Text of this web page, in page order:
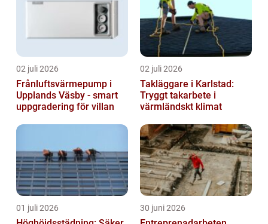
02 juli 2026
Frånluftsvärmepump i
Upplands Väsby - smart
uppgradering för villan
02 juli 2026
Takläggare i Karlstad:
Tryggt takarbete i
värmländskt klimat
01 juli 2026 30 juni 2026